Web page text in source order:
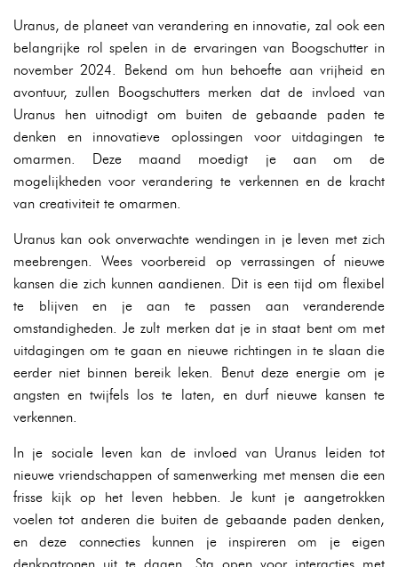
Uranus, de planeet van verandering en innovatie, zal ook een
belangrijke rol spelen in de ervaringen van Boogschutter in
november 2024. Bekend om hun behoefte aan vrijheid en
avontuur, zullen Boogschutters merken dat de invloed van
Uranus hen uitnodigt om buiten de gebaande paden te
denken en innovatieve oplossingen voor uitdagingen te
omarmen. Deze maand moedigt je aan om de
mogelijkheden voor verandering te verkennen en de kracht
van creativiteit te omarmen.
Uranus kan ook onverwachte wendingen in je leven met zich
meebrengen. Wees voorbereid op verrassingen of nieuwe
kansen die zich kunnen aandienen. Dit is een tijd om flexibel
te blijven en je aan te passen aan veranderende
omstandigheden. Je zult merken dat je in staat bent om met
uitdagingen om te gaan en nieuwe richtingen in te slaan die
eerder niet binnen bereik leken. Benut deze energie om je
angsten en twijfels los te laten, en durf nieuwe kansen te
verkennen.
In je sociale leven kan de invloed van Uranus leiden tot
nieuwe vriendschappen of samenwerking met mensen die een
frisse kijk op het leven hebben. Je kunt je aangetrokken
voelen tot anderen die buiten de gebaande paden denken,
en deze connecties kunnen je inspireren om je eigen